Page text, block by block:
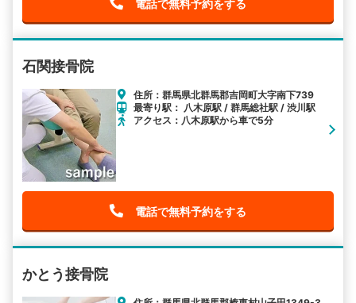
電話で無料予約をする
石関接骨院
住所：群馬県北群馬郡吉岡町大字南下739
最寄り駅： 八木原駅 / 群馬総社駅 / 渋川駅
アクセス：八木原駅から車で5分
電話で無料予約をする
かとう接骨院